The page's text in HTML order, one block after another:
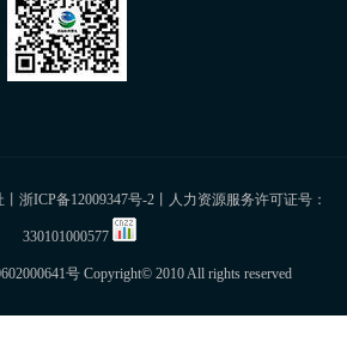
浙ICP备12009347号-2丨人力资源服务许可证号：
330101000577
号 Copyright© 2010 All rights reserved